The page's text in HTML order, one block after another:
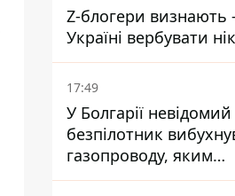
Z-блогери визнають
Україні вербувати
17:49
У Болгарії невідомий
безпілотник
газопроводу, яким
постачають газ до